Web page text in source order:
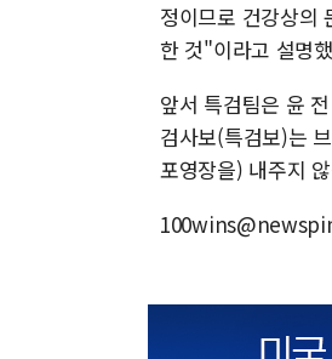
정이므로 건강상의
한 것"이라고 설명
앞서 특검팀은 윤
검사보(특검보)는
포영장을) 내주지